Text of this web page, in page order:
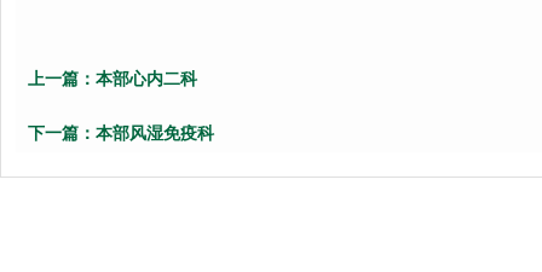
上一篇： 本部心内二科
下一篇： 本部风湿免疫科